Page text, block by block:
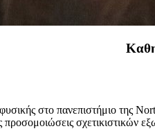
στο πανεπιστήμιο της
σχετικιστικών